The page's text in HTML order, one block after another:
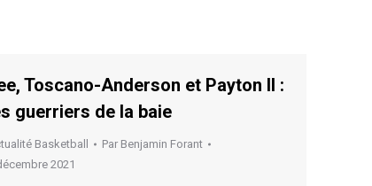
Toscano-Anderson et Payton II :
guerriers de la baie
Basketball Par Benjamin Forant
2021